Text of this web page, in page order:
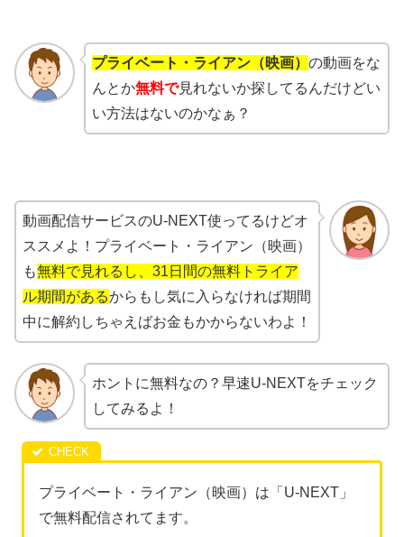
プライベート・ライアン（映画） の動画をな
んとか無料で見れないか探してるんだけどい
い方法はないのかなぁ？
動画配信サービスのU-NEXT使ってるけどオ
ススメよ！プライベート・ライアン（映画）
も無料で見れるし、31日間の無料トライア
ル期間があるからもし気に入らなければ期間
中に解約しちゃえばお金もかからないわよ！
ホントに無料なの？早速U-NEXTをチェック
してみるよ！
プライベート・ライアン（映画）は「U-NEXT」
で無料配信されてます。